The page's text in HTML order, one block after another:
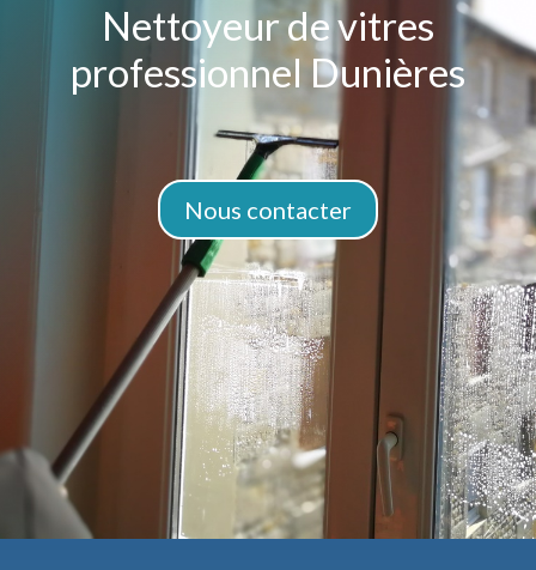
Nettoyeur de vitres
professionnel Dunières
Nous contacter